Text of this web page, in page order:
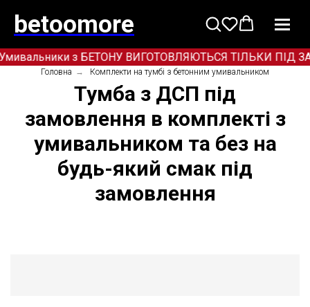
betoomore
з БЕТОНУ ВИГОТОВЛЯЮТЬСЯ ТІЛЬКИ ПІД
Головна → Комплекти на тумбі з бетонним умивальником
Тумба з ДСП під
замовлення в комплекті з
умивальником та без на
будь-який смак під
замовлення